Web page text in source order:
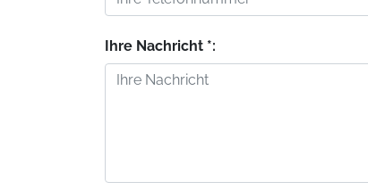
Ihre Nachricht *: